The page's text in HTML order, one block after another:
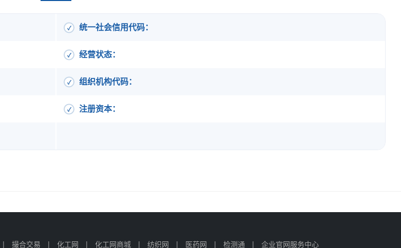
统一社会信用代码：
经营状态：
组织机构代码：
注册资本：
| 撮合交易 | 化工网 | 化工网商城 | 纺织网 | 医药网 | 检测通 | 企业官网服务中心